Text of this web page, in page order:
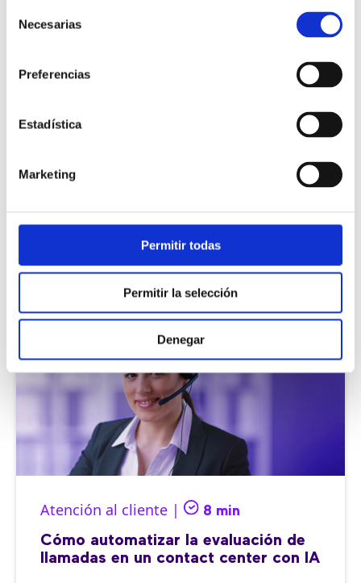
Necesarias
Preferencias
Estadística
Marketing
Permitir todas
Permitir la selección
Denegar
Atención al cliente | 8 min
Cómo automatizar la evaluación de
llamadas en un contact center con IA